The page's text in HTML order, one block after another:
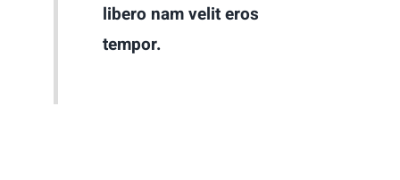
libero nam velit eros
tempor.